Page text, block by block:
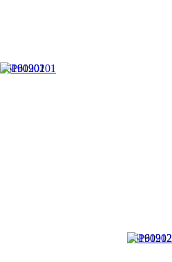
P6190201
P6190212